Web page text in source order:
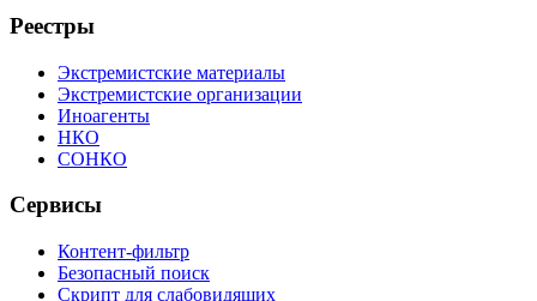
Реестры
Экстремистские материалы
Экстремистские организации
Иноагенты
НКО
СОНКО
Сервисы
Контент-фильтр
Безопасный поиск
Скрипт для слабовидящих